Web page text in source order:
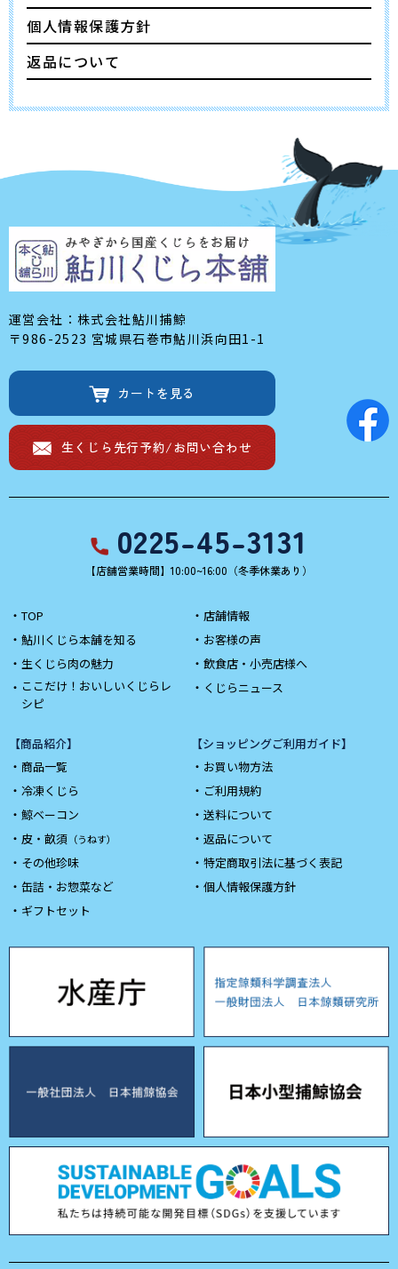
個人情報保護方針
返品について
運営会社：株式会社鮎川捕鯨
〒986-2523 宮城県石巻市鮎川浜向田1-1
カートを見る
生くじら先行予約/ お問い合わせ
0225-45-3131
【店舗営業時間】10:00~16:00（冬季休業あり）
TOP
鮎川くじら本舗を知る
生くじら肉の魅力
ここだけ！おいしいくじらレ
シピ
店舗情報
お客様の声
飲食店・小売店様へ
くじらニュース
【商品紹介】
商品一覧
冷凍くじら
鯨ベーコン
皮・畝須 （うねす）
その他珍味
缶詰・お惣菜など
ギフトセット
【ショッピングご利用ガイド】
お買い物方法
ご利用規約
送料について
返品について
特定商取引法に基づく表記
個人情報保護方針